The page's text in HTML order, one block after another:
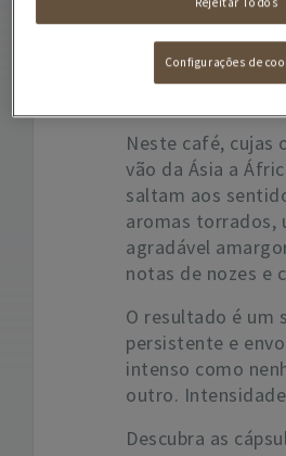
extrema para um
extremo. Em cada
um carácter
Neste café, cujas
vão da Ásia a
saltam aos
aromas torrados,
agradável
notas de nozes e
O resultado é um
persistente e
intenso como
outro.
Descubra as
Configurações de